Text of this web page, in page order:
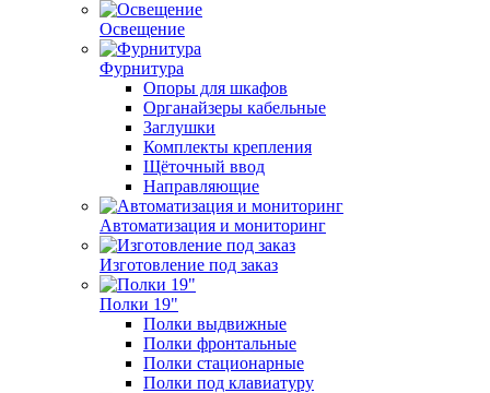
Освещение
Фурнитура
Опоры для шкафов
Органайзеры кабельные
Заглушки
Комплекты крепления
Щёточный ввод
Направляющие
Автоматизация и мониторинг
Изготовление под заказ
Полки 19"
Полки выдвижные
Полки фронтальные
Полки стационарные
Полки под клавиатуру